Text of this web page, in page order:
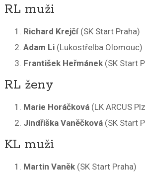
RL muži
Richard Krejčí(SK Start Praha)
Adam Li(Lukostřelba Olomouc)
František Heřmánek(SK Start
RL ženy
Marie Horáčková(LK ARCUS
Jindřiška Vaněčková(SK Start
KL muži
Martin Vaněk(SK Start Praha)